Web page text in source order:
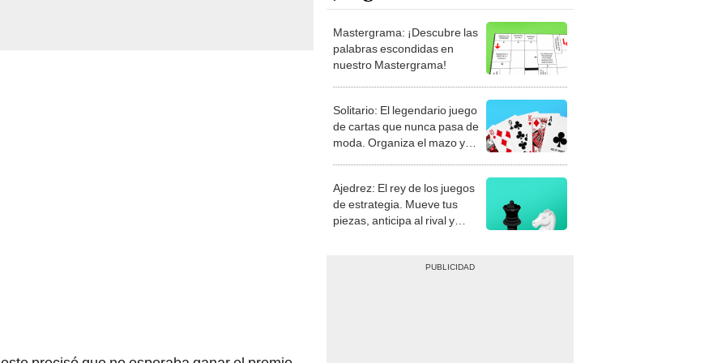
Mastergrama: ¡Descubre las
palabras escondidas en
nuestro Mastergrama!
Solitario: El legendario juego
de cartas que nunca pasa de
moda. Organiza el mazo y
Ajedrez: El rey de los juegos
de estrategia. Mueve tus
piezas, anticipa al rival y